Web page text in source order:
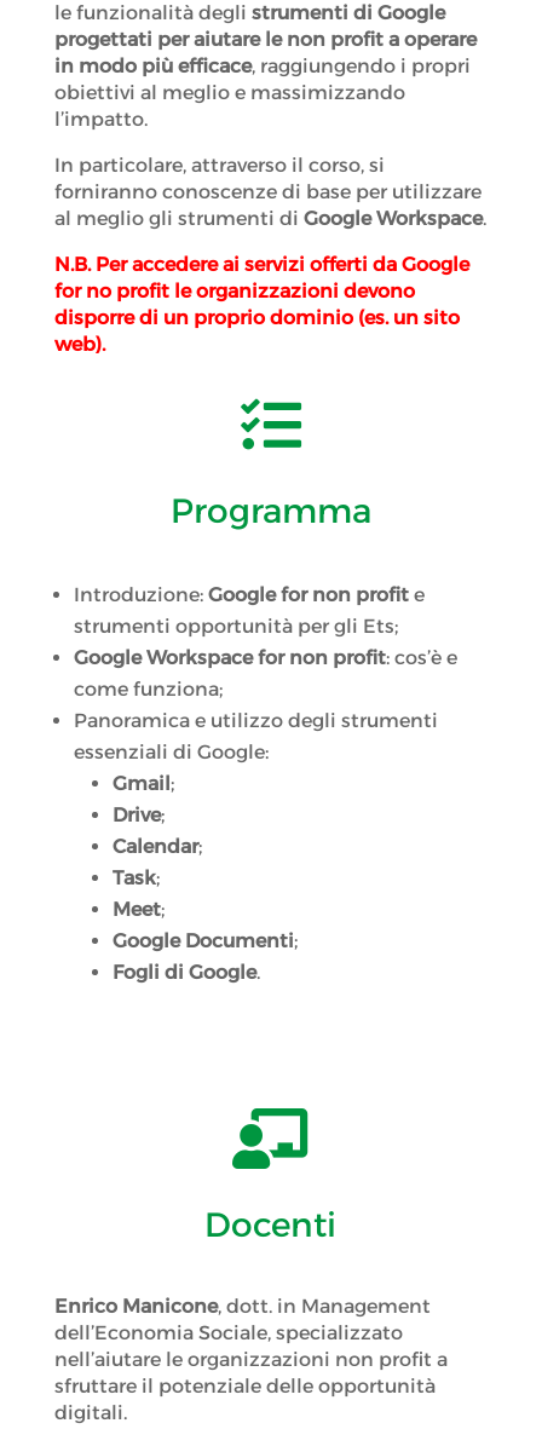
le funzionalità degli strumenti di Google
progettati per aiutare le non profit a operare
in modo più efficace, raggiungendo i propri
obiettivi al meglio e massimizzando
l’impatto.
In particolare, attraverso il corso, si
forniranno conoscenze di base per utilizzare
al meglio gli strumenti di Google Workspace.
N.B. Per accedere ai servizi offerti da Google
for no profit le organizzazioni devono
disporre di un proprio dominio (es. un sito
web).

Programma
Introduzione: Google for non profite
strumenti opportunità per gli Ets;
Google Workspace for non profit: cos’è e
come funziona;
Panoramica e utilizzo degli strumenti
essenziali di Google:
Gmail ;
Drive;
Calendar;
Task;
Meet;
Google Documenti;
Fogli di Google.

Docenti
Enrico Manicone, dott. in Management
dell’Economia Sociale, specializzato
nell’aiutare le organizzazioni non profit a
sfruttare il potenziale delle opportunità
digitali.